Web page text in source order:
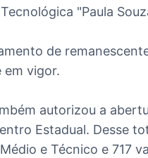
"Paula
de
em vigor.
autorizou a
Estadual. Desse
e Técnico e 717